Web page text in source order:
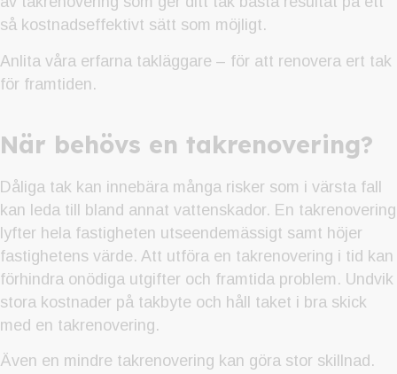
så kostnadseffektivt sätt som möjligt.
Anlita våra erfarna takläggare – för att renovera ert tak
för framtiden.
När behövs en takrenovering?
Dåliga tak kan innebära många risker som i värsta fall
kan leda till bland annat vattenskador. En takrenovering
lyfter hela fastigheten utseendemässigt samt höjer
fastighetens värde. Att utföra en takrenovering i tid kan
förhindra onödiga utgifter och framtida problem. Undvik
stora kostnader på takbyte och håll taket i bra skick
med en takrenovering.
Även en mindre takrenovering kan göra stor skillnad.